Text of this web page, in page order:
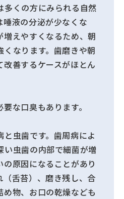
多くの方にみられる自然
唾液の分泌が少なくな
増えやすくなるため、朝
なります。歯磨きや朝
善するケースがほとん
な口臭もあります。
虫歯です。歯周病によ
い虫歯の内部で細菌が増
原因になることがあり
（舌苔）、磨き残し、合
め物、お口の乾燥なども